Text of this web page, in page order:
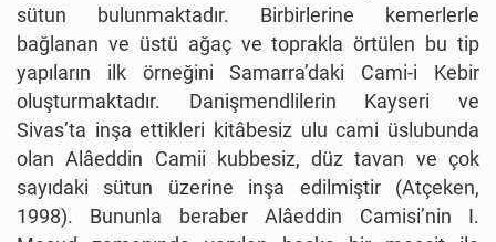
sütun bulunmaktadır. Birbirlerine kemerlerle
bağlanan ve üstü ağaç ve toprakla örtülen bu tip
yapıların ilk örneğini Samarra’daki Cami-i Kebir
oluşturmaktadır. Danişmendlilerin Kayseri ve
Sivas’ta inşa ettikleri kitâbesiz ulu cami üslubunda
olan Alâeddin Camii kubbesiz, düz tavan ve çok
sayıdaki sütun üzerine inşa edilmiştir (Atçeken,
1998). Bununla beraber Alâeddin Camisi’nin I.